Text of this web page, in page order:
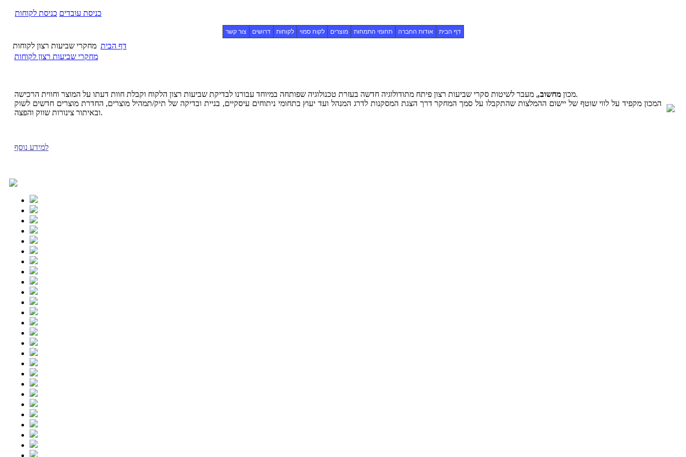
כניסת לקוחות כניסת עובדים
צור קשר דרושים לקוחות לקוח סמוי מוצרים תחומי התמחות אודות החברה דף הבית
דף הבית מחקרי שביעות רצון לקוחות
מחקרי שביעות רצון לקוחות
מכון מחשוב,
, מעבר לשיטות סקרי שביעות רצון פיתח מתודולוגיה חדשה בעזרת טכנולוגיה שפותחה במיוחד עבורנו לבדיקת שביעות רצון הלקוח וקבלת חוות דעתו על המוצר וחווית הרכישה.
המכון מקפיד על לווי שוטף של יישום ההמלצות שהתקבלו על סמך המחקר דרך הצגת המסקנות לדרג המנהל ועד יעוץ בתחומי ניתוחים עיסקיים, בניית ובדיקה של תיק/תמהיל מוצרים, החדרת מוצרים חדשים לשוק
ובאיתור צינורות שווק והפצה.
למידע נוסף